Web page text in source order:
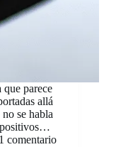
que parece
allá
se habla
1 comentario